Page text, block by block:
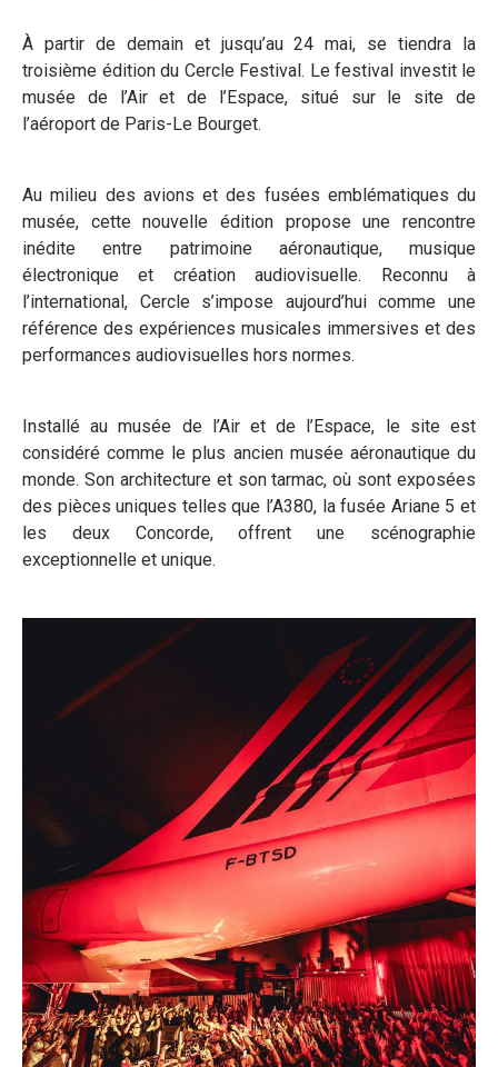
À partir de demain et jusqu’au 24 mai, se tiendra la
troisième édition du Cercle Festival. Le festival investit le
musée de l’Air et de l’Espace, situé sur le site de
l’aéroport de Paris-Le Bourget.
Au milieu des avions et des fusées emblématiques du
musée, cette nouvelle édition propose une rencontre
inédite entre patrimoine aéronautique, musique
électronique et création audiovisuelle. Reconnu à
l’international, Cercle s’impose aujourd’hui comme une
référence des expériences musicales immersives et des
performances audiovisuelles hors normes.
Installé au musée de l’Air et de l’Espace, le site est
considéré comme le plus ancien musée aéronautique du
monde. Son architecture et son tarmac, où sont exposées
des pièces uniques telles que l’A380, la fusée Ariane 5 et
les deux Concorde, offrent une scénographie
exceptionnelle et unique.